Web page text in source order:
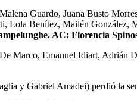
Guardo, Juana Busto
Lola Benítez, Mailén
AC: Florencia
Marco, Emanuel Idiart, Adrián
y Gabriel Amadei) perdió la